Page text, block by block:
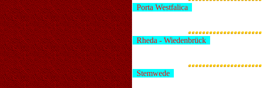
Porta Westfalica
Rheda - Wiedenbrück
Stemwede